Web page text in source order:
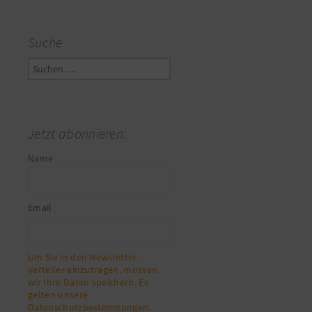
Suche
Suchen
Jetzt abonnieren:
Name
Email
Um Sie in den Newsletter-
Verteiler einzutragen, müssen
wir Ihre Daten speichern. Es
gelten unsere
Datenschutzbestimmungen.